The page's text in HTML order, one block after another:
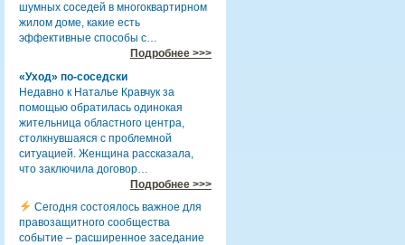
шумных соседей в многоквартирном
жилом доме, какие есть
эффективные способы с…
Подробнее >>>
«Уход» по-соседски
Недавно к Наталье Кравчук за
помощью обратилась одинокая
жительница областного центра,
столкнувшаяся с проблемной
ситуацией. Женщина рассказала,
что заключила договор…
Подробнее >>>
Сегодня состоялось важное для
правозащитного сообщества
событие – расширенное заседание